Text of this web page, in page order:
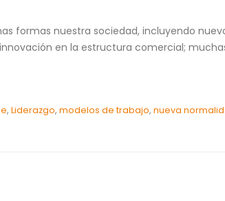
formas nuestra sociedad, incluyendo
en la estructura comercial;
, Liderazgo, modelos de trabajo, nueva